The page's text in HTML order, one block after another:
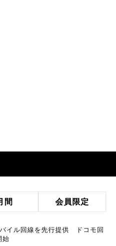
間 会員限定
イル回線を先行提供 ドコモ回
始